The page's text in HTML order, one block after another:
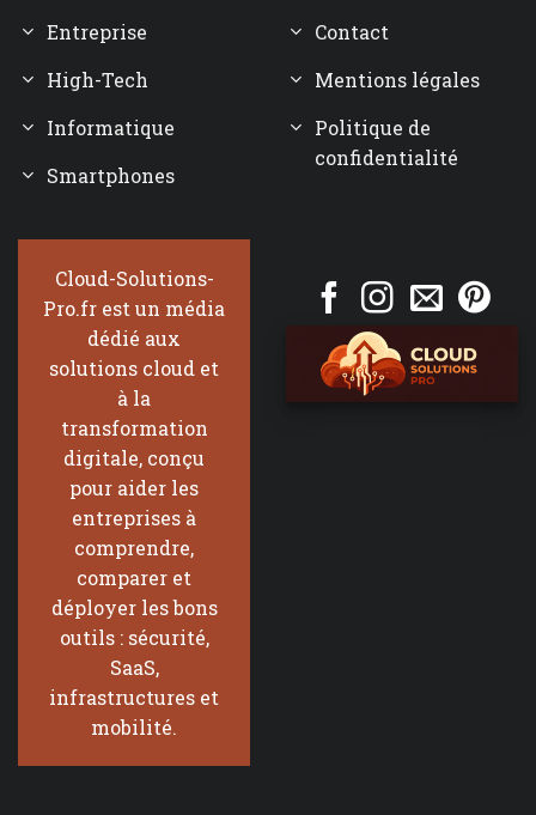
Entreprise
High-Tech
Informatique
Smartphones
Contact
Mentions légales
Politique de
confidentialité
Cloud-Solutions-
Pro.fr est un média
dédié aux
solutions cloud et
à la
transformation
digitale, conçu
pour aider les
entreprises à
comprendre,
comparer et
déployer les bons
outils : sécurité,
SaaS,
infrastructures et
mobilité.